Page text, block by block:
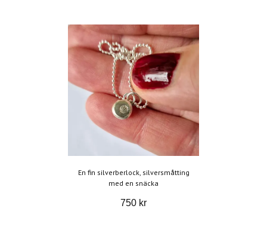
En fin silverberlock, silversmåtting
med en snäcka
750 kr